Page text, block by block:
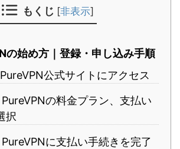
もくじ [非表示]
の始め方｜登録・申し込み手順
公式サイトにアクセス
の料金プラン、支払い
択
に支払い手続きを完了